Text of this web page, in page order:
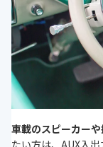
車載のスピーカー